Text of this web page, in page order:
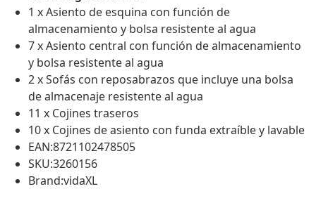
1 x Asiento de esquina con función de
almacenamiento y bolsa resistente al agua
7 x Asiento central con función de almacenamiento
y bolsa resistente al agua
2 x Sofás con reposabrazos que incluye una bolsa
de almacenaje resistente al agua
11 x Cojines traseros
10 x Cojines de asiento con funda extraíble y lavable
EAN:8721102478505
SKU:3260156
Brand:vidaXL